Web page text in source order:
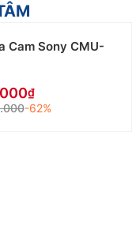
Cam Sony CMU-
-62%